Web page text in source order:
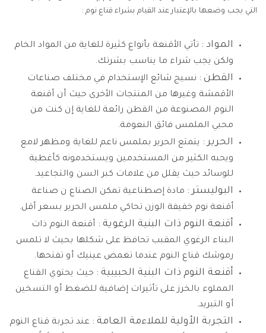
التي يجب وضعها بالإعتبار عند القيام بشراء قناع نوم :
المواد : تأتي الأقنعة بأنواع كثيرة للغاية من المواد الخام
ولكن يجب شراء ما يناسب بشرتك.
القطن : نسيج شائع الإستخدام في مختلف صناعات
الأقمشة وغيرها من المنتجات الأخرى حيث أن أقنعة
النوم المصنوعة من القطن رائعة للغاية إن كنت من
محبي الملمس فائق النعومة.
الحرير : يتمتع الحرير بملمس ناعم للغاية ومظهر لامع
ويحبه الكثير من المستخدمين ويستخدمونه كأغطية
للوسائد حيث يقلل من علامات كبر السن والتجاعيد.
البوليستر : مادة إصطناعية تمكن الصناع ن صناعة
أقنعة نوم خفيفة الوزن تحاكي ملمس الحرير بسعر أقل.
أقنعة النوم ذات البنية الرغوية : أقنعة النوم ذات
البناء الرغوي المقبب تحافظ على شكلها بحيث لا تلمس
رموشك قناع النوم عندما تغمض عينيك أو تفتحها.
أقنعة النوم ذات البنية الحبيبية : حيث يحتوي القناع
المملوء بالخرز على تأثيرات إضافية للضغط أو التسخين
أو التبريد.
التجربة الأولية للملاءمة العامة : عند تجربة قناع النوم